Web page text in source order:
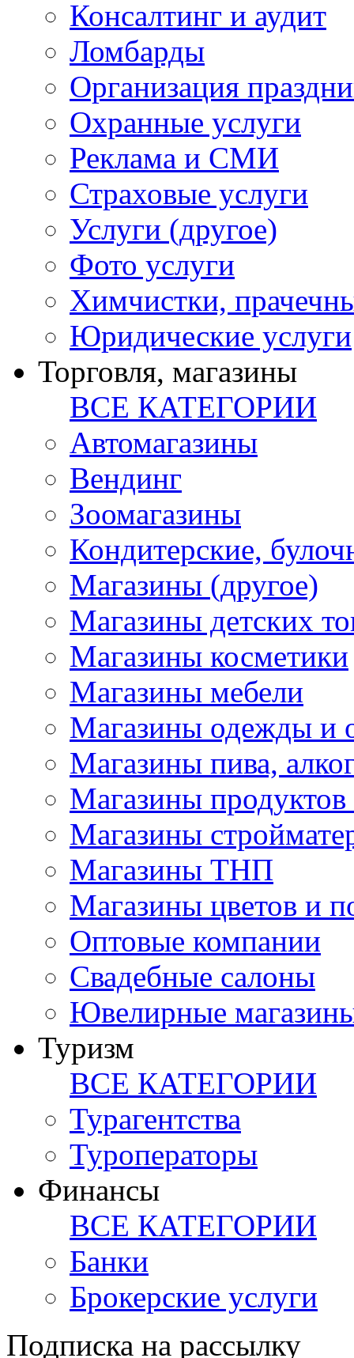
Консалтинг и аудит
Ломбарды
Организация
Охранные услуги
Реклама и СМИ
Страховые услуги
Услуги (другое)
Фото услуги
Химчистки,
Юридические услуги
Торговля, магазины
ВСЕ КАТЕГОРИИ
Автомагазины
Вендинг
Зоомагазины
Кондитерские,
Магазины (другое)
Магазины детских
Магазины косметики
Магазины мебели
Магазины одежды и
Магазины пива,
Магазины продуктов
Магазины
Магазины ТНП
Магазины цветов и
Оптовые компании
Свадебные салоны
Ювелирные
Туризм
ВСЕ КАТЕГОРИИ
Турагентства
Туроператоры
Финансы
ВСЕ КАТЕГОРИИ
Банки
Брокерские услуги
Подписка на рассылку